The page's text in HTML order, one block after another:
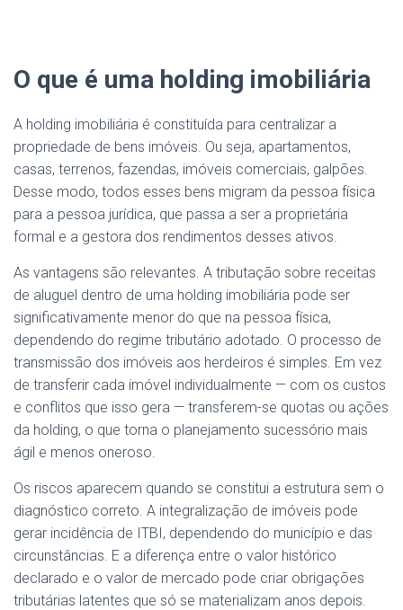
O que é uma holding imobiliária
A holding imobiliária é constituída para centralizar a
propriedade de bens imóveis. Ou seja, apartamentos,
casas, terrenos, fazendas, imóveis comerciais, galpões.
Desse modo, todos esses bens migram da pessoa física
para a pessoa jurídica, que passa a ser a proprietária
formal e a gestora dos rendimentos desses ativos.
As vantagens são relevantes. A tributação sobre receitas
de aluguel dentro de uma holding imobiliária pode ser
significativamente menor do que na pessoa física,
dependendo do regime tributário adotado. O processo de
transmissão dos imóveis aos herdeiros é simples. Em vez
de transferir cada imóvel individualmente — com os custos
e conflitos que isso gera — transferem-se quotas ou ações
da holding, o que torna o planejamento sucessório mais
ágil e menos oneroso.
Os riscos aparecem quando se constitui a estrutura sem o
diagnóstico correto. A integralização de imóveis pode
gerar incidência de ITBI, dependendo do município e das
circunstâncias. E a diferença entre o valor histórico
declarado e o valor de mercado pode criar obrigações
tributárias latentes que só se materializam anos depois.